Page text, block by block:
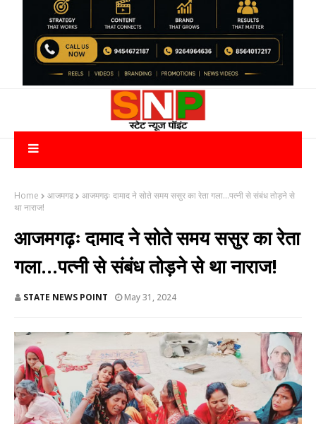
Home आजमगढ
आजमगढ़ः दामाद ने सोते समय ससुर का रेता गला...पत्नी से संबंध तोड़ने से
था नाराज!
आजमगढ़ः दामाद ने सोते समय ससुर का रेता
गला...पत्नी से संबंध तोड़ने से था नाराज!
STATE NEWS POINT May 31, 2024